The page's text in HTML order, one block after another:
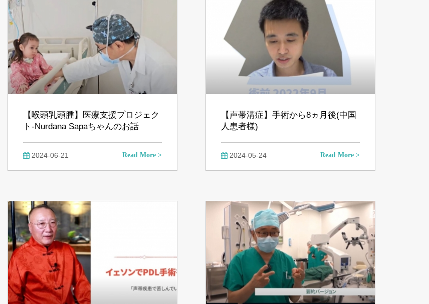
【喉頭乳頭腫】医療支援プロジェク
ト‐Nurdana Sapaちゃんのお話
2024-06-21 Read More >
【声帯溝症】手術から8ヵ月後(中国
人患者様)
2024-05-24 Read More >